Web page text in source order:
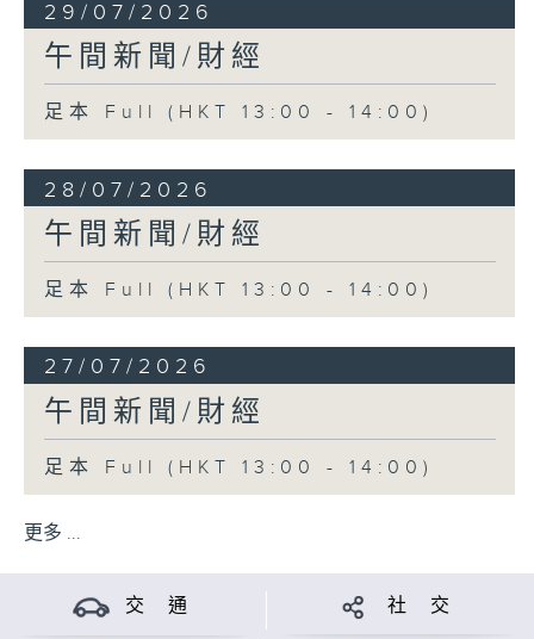
29/07/2026
午間新聞/財經
足本 Full (HKT 13:00 - 14:00)
28/07/2026
午間新聞/財經
足本 Full (HKT 13:00 - 14:00)
27/07/2026
午間新聞/財經
足本 Full (HKT 13:00 - 14:00)
更多 ...
交 通 社 交